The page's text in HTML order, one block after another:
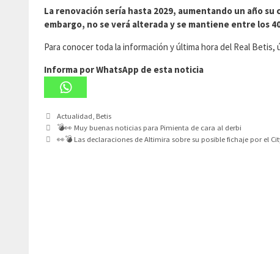
La renovación sería hasta 2029, aumentando un año
embargo, no se verá alterada y se mantiene entre los
Para conocer toda la información y última hora del Real
Informa por WhatsApp de esta noticia
Categorías
Actualidad Betis
💣👀 Muy buenas noticias para Pimienta de cara al derbi
👀💣 Las declaraciones de Altimira sobre su posible fichaje por el